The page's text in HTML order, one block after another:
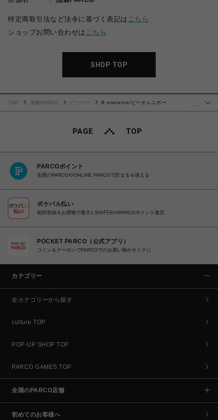
特定商取引法など法令に基づく表記は こちら
ショップお問い合わせは こちら
SHOP TOP
TOP 池袋PARCO ビーバー
B omnivore/ビーオムニボー
PARCOポイント
全国のPARCOやONLINE PARCOで貯まる＆使える
ポケパル払い
初回登録＆お買物で最大1,500円分のPARCOポイント進呈
POCKET PARCO（公式アプリ）
コイン＆クーポンでPARCOでのお買い物がオトクに
カテゴリー
全カテゴリーから探す
culture TOP
POP-UP SHOP TOP
PARCO GAMES TOP
全国のPARCO店舗
初めてのお客様へ